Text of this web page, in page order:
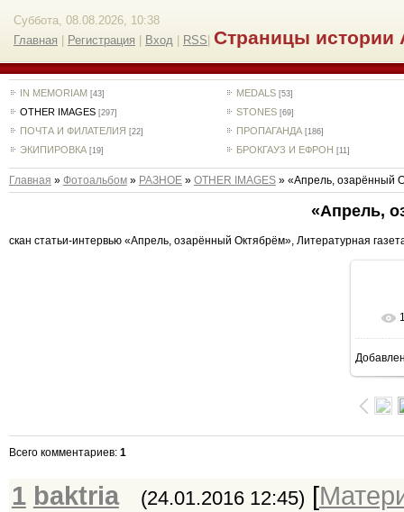
Суббота, 08.08.2026, 10:38
Главная
Регистрация Вход RSS Страницы истории
IN MEMORIAM [43] MEDALS [53]
OTHER IMAGES [297] STONES [69]
ПОЧТА И ФИЛАТЕЛИЯ [22] ПРОПАГАНДА [186]
ЭКИПИРОВКА [19] БРОКГАУЗ И ЕФРОН [11]
Главная » Фотоальбом» РАЗНОЕ» OTHER IMAGES» «Апрель, озарённый
«Апрель,
скан статьи-интервью «Апрель, озарённый Октябрём», Литературная
Всего комментариев: 1
1 baktria (24.01.2016 12:45) [